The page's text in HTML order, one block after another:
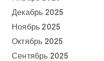
Декабрь 2025
Ноябрь 2025
Октябрь 2025
Сентябрь 2025